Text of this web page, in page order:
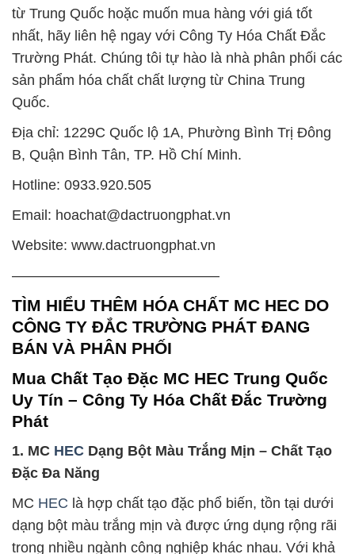
từ Trung Quốc hoặc muốn mua hàng với giá tốt
nhất, hãy liên hệ ngay với Công Ty Hóa Chất Đắc
Trường Phát. Chúng tôi tự hào là nhà phân phối các
sản phẩm hóa chất chất lượng từ China Trung
Quốc.
Địa chỉ: 1229C Quốc lộ 1A, Phường Bình Trị Đông
B, Quận Bình Tân, TP. Hồ Chí Minh.
Hotline: 0933.920.505
Email: hoachat@dactruongphat.vn
Website: www.dactruongphat.vn
——————————————–
TÌM HIỂU THÊM HÓA CHẤT MC HEC DO
CÔNG TY ĐẮC TRƯỜNG PHÁT ĐANG
BÁN VÀ PHÂN PHỐI
Mua Chất Tạo Đặc MC HEC Trung Quốc
Uy Tín – Công Ty Hóa Chất Đắc Trường
Phát
1. MC HEC Dạng Bột Màu Trắng Mịn – Chất Tạo
Đặc Đa Năng
MC HEC là hợp chất tạo đặc phổ biến, tồn tại dưới
dạng bột màu trắng mịn và được ứng dụng rộng rãi
trong nhiều ngành công nghiệp khác nhau. Với khả